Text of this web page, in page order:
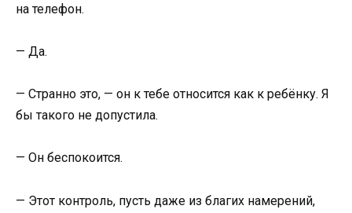
на телефон.
— Да.
— Странно это, — он к тебе относится как к ребёнку. Я
бы такого не допустила.
— Он беспокоится.
— Этот контроль, пусть даже из благих намерений,